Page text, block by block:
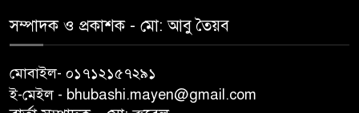
সম্পাদক ও প্রকাশক -‌ মো: আবু‌ তৈয়ব
মোবাইল- ০১৭১২১৫৭২৯১
ই-মেইল - bhubashi.mayen@gmail.com